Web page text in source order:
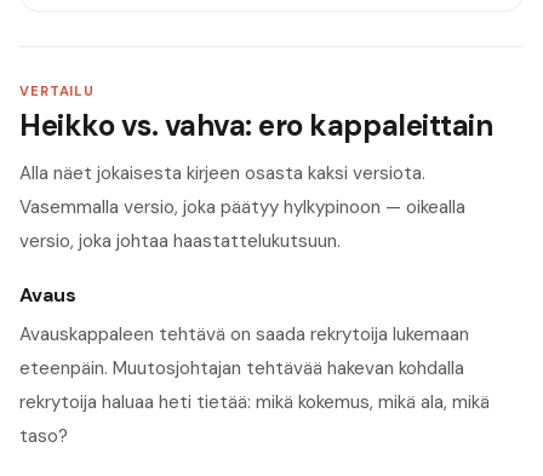
VERTAILU
Heikko vs. vahva: ero kappaleittain
Alla näet jokaisesta kirjeen osasta kaksi versiota.
Vasemmalla versio, joka päätyy hylkypinoon — oikealla
versio, joka johtaa haastattelukutsuun.
Avaus
Avauskappaleen tehtävä on saada rekrytoija lukemaan
eteenpäin. Muutosjohtajan tehtävää hakevan kohdalla
rekrytoija haluaa heti tietää: mikä kokemus, mikä ala, mikä
taso?